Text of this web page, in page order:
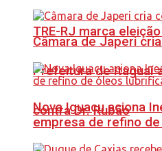
TRE-RJ marca
Prefeitura de Itaguaí
contra Dr. Rubão
Câmara de Japeri
Nova Iguaçu aciona
empresa de refino